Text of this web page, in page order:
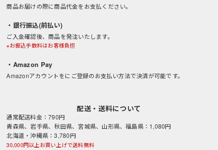
商品お届けの際に商品代金をお支払ください。
・銀行振込(前払い)
ご入金確認後、商品を発注いたします。
※お振込手数料はお客様負担
・Amazon Pay
Amazonアカウントをにご登録のお支払い方法で決済が可能です。
配送・送料について
通常配送料金：790円
青森県、岩手県、秋田県、宮城県、山形県、福島県：1,080円
北海道・沖縄県：3,780円
30,000円以上お買い上げで送料無料